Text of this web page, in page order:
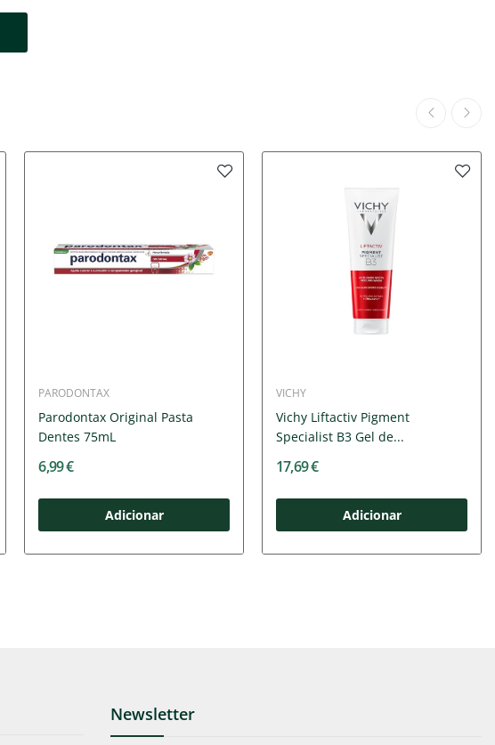
PARODONTAX
Parodontax Original Pasta
Dentes 75mL
6,99 €
Adicionar
VICHY
Vichy Liftactiv Pigment
Specialist B3 Gel de...
17,69 €
Adicionar
Newsletter